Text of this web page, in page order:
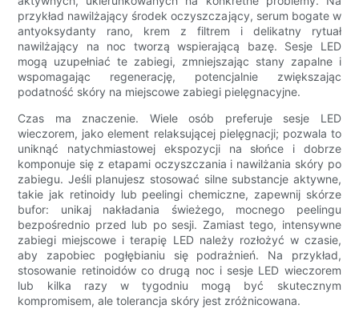
przykład nawilżający środek oczyszczający, serum bogate w
antyoksydanty rano, krem ​​z filtrem i delikatny rytuał
nawilżający na noc tworzą wspierającą bazę. Sesje LED
mogą uzupełniać te zabiegi, zmniejszając stany zapalne i
wspomagając regenerację, potencjalnie zwiększając
podatność skóry na miejscowe zabiegi pielęgnacyjne.
Czas ma znaczenie. Wiele osób preferuje sesje LED
wieczorem, jako element relaksującej pielęgnacji; pozwala to
uniknąć natychmiastowej ekspozycji na słońce i dobrze
komponuje się z etapami oczyszczania i nawilżania skóry po
zabiegu. Jeśli planujesz stosować silne substancje aktywne,
takie jak retinoidy lub peelingi chemiczne, zapewnij skórze
bufor: unikaj nakładania świeżego, mocnego peelingu
bezpośrednio przed lub po sesji. Zamiast tego, intensywne
zabiegi miejscowe i terapię LED należy rozłożyć w czasie,
aby zapobiec pogłębianiu się podrażnień. Na przykład,
stosowanie retinoidów co drugą noc i sesje LED wieczorem
lub kilka razy w tygodniu mogą być skutecznym
kompromisem, ale tolerancja skóry jest zróżnicowana.